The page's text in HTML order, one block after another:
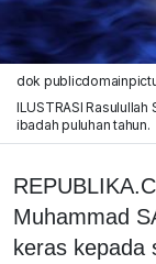
dok
ILUSTRASI
ibadah puluhan tahun.
Muhammad
keras kepada